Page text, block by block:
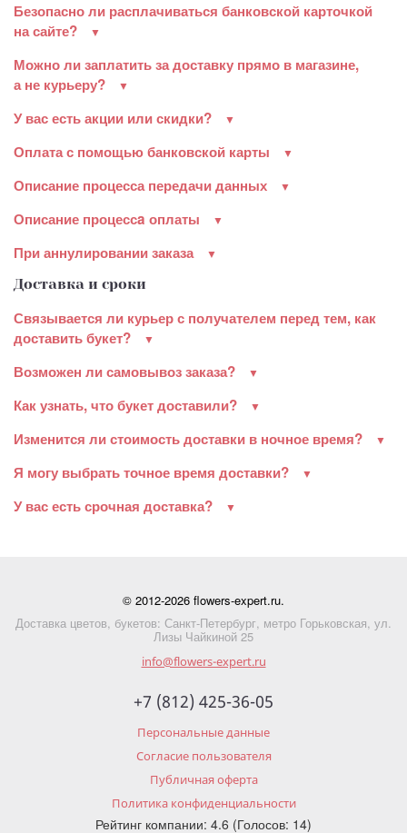
Безопасно ли расплачиваться банковской карточкой
на сайте?
Можно ли заплатить за доставку прямо в магазине,
а не курьеру?
У вас есть акции или скидки?
Оплата с помощью банковской карты
Описание процесса передачи данных
Описание процессa оплаты
При аннулировании заказа
Доставка и сроки
Связывается ли курьер с получателем перед тем, как
доставить букет?
Возможен ли самовывоз заказа?
Как узнать, что букет доставили?
Изменится ли стоимость доставки в ночное время?
Я могу выбрать точное время доставки?
У вас есть срочная доставка?
© 2012-2026 flowers-expert.ru.
Доставка цветов, букетов: Санкт-Петербург, метро Горьковская, ул.
Лизы Чайкиной 25
info@flowers-expert.ru
+7 (812) 425-36-05
Персональные данные
Согласие пользователя
Публичная оферта
Политика конфиденциальности
Рейтинг компании: 4.6 (Голосов: 14)